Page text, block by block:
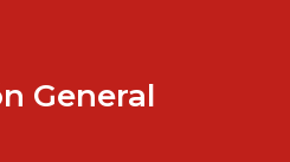
General